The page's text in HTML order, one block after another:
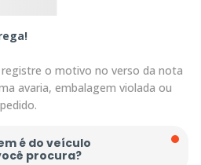
o motivo no verso da nota
avaria, embalagem violada ou
é do veículo
procura?